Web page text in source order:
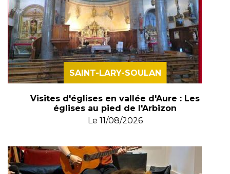
SAINT-LARY-SOULAN
Visites d'églises en vallée d'Aure : Les
églises au pied de l'Arbizon
Le 11/08/2026